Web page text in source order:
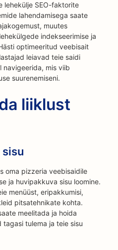
lehekülje SEO-faktorite
lahendamisega saate
muutes
indekseerimise ja
optimeeritud veebisait
leiavad teie saidi
navigeerida, mis viib
suurenemiseni.
liiklust
oma pizzeria veebisaidile
ja huvipakkuva sisu loomine.
menüüst, eripakkumisi,
pitsatehnikate kohta.
meelitada ja hoida
tulema ja teie sisu